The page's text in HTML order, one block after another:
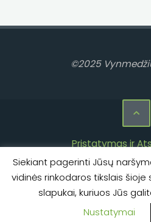
©2025
Pristatymas ir
Privatumo
Taisyklės ir
Siekiant pagerinti Jūsų
vidinės rinkodaros tikslais
slapukai, kuriuos Jūs
Nustatymai